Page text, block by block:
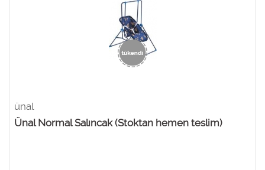
ünal
Ünal Normal Salıncak (Stoktan hemen teslim)